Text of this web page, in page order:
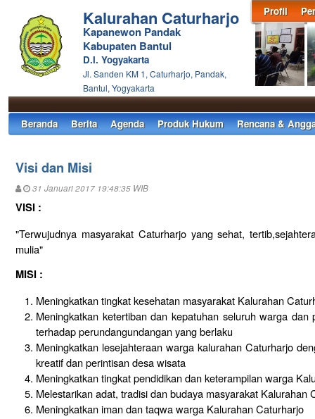
Profil
Kalurahan Caturharjo
Kapanewon Pandak
Kabupaten Bantul
D.I. Yogyakarta
Jl. Sanden KM 1, Caturharjo, Pandak,
Bantul, Yogyakarta
Beranda Berita Agenda Produk Hukum Rencana &
Visi dan Misi
31 Januari 2017 19:48:35 WIB
VISI :
"Terwujudnya masyarakat Caturharjo yang sehat,
mulia"
MISI :
Meningkatkan tingkat kesehatan masyarakat Kalurahan
Meningkatkan ketertiban dan kepatuhan seluruh warga
terhadap perundangundangan yang berlaku
Meningkatkan lesejahteraan warga kalurahan Caturharjo
kreatif dan perintisan desa wisata
Meningkatkan tingkat pendidikan dan keterampilan warga
Melestarikan adat, tradisi dan budaya masyarakat Kalurahan
Meningkatkan iman dan taqwa warga Kalurahan Caturharjo